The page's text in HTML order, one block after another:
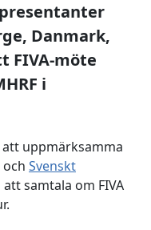
Danmark,
FIVA-möte
i
uppmärksamma
och Svenskt
att samtala om FIVA